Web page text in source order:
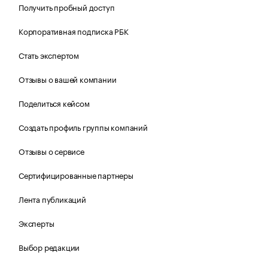
Получить пробный доступ
Корпоративная подписка РБК
Стать экспертом
Отзывы о вашей компании
Поделиться кейсом
Создать профиль группы компаний
Отзывы о сервисе
Сертифицированные партнеры
Лента публикаций
Эксперты
Выбор редакции